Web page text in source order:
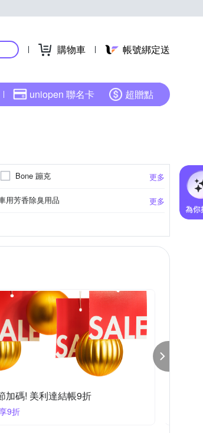
購物車 帳號綁定送
uniopen 聯名卡 超贈點
更多
Bone 蹦克
DUNLOP 登路普
PHILIPS 飛利浦
PAPAGO!
更多
用芳香除臭用品
車用防災警示用品
加碼! 美利達結帳9折
9折